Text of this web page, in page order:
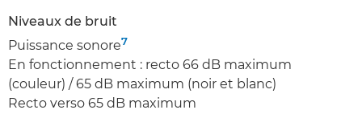
Niveaux de bruit
Puissance sonore7
En fonctionnement : recto 66 dB maximum
(couleur) / 65 dB maximum (noir et blanc)
Recto verso 65 dB maximum